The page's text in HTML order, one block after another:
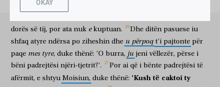
γενόμενος, Μωϋσῆς
αὐτῷ
atij
ὁ Κύριος,
Zoti
λῦσον
zgjidh
τὸ ὑπόδημα
sandalen
τῶν ποδῶν
e këmbëve
σου,
të tua
ὁ
γὰρ
τόπος ἐφ’
mbi
ᾧ
të cilin
ἕστηκας
qëndron
γῆ
tokë
ἁγία
e shenjtë
ἐστίν.
është
ἰδὼν,
duke parë
εἶδον
pashë
τὴν κάκωσιν
keqtrajtimin
τοῦ λαοῦ
e popullit
μου
tim
τοῦ
e atij në
Αἰγύπτῳ,
Egjipt dhe
τοῦ στεναγμοῦ
psherëtimën
αὐτῶν
e tyre
ἤκουσα,
dëgjova
καὶ
dhe
κατέβην
zbrita
vdekje egjiptianin.
dorës së tij, por ata nuk e kuptuan. Dhe ditën pasuese iu
shfaq atyre ndërsa po ziheshin dhe u përpoq t'i pajtonte për
paqe mes tyre, duke thënë: 'O burra, ju jeni vëllezër, përse i
bëni padrejtësi njëri-tjetrit?'. Por ai që i bënte padrejtësi të
afërmit, e shtyu Moisiun, duke thënë: 'Kush të caktoi ty
OKAY